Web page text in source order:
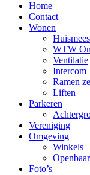
Home
Contact
Wonen
WTW
Ventilatie
Intercom
Ramen
Liften
Parkeren
Vereniging
Omgeving
Winkels
Foto’s